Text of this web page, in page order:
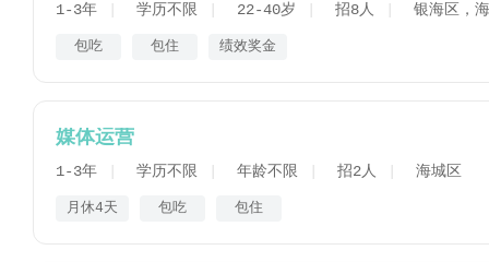
1-3年 学历不限 22-40岁 招8人 银海区，
包吃 包住 绩效奖金
媒体运营
1-3年 学历不限 年龄不限 招2人 海城区
月休4天 包吃 包住